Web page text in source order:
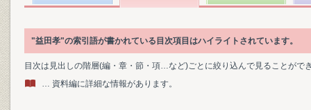
"益田孝"の索引語が書かれている目次項目はハイライトされています。
目次は見出しの階層(編・章・節・項…など)ごとに絞り込んで見ることがで
… 資料編に詳細な情報があります。